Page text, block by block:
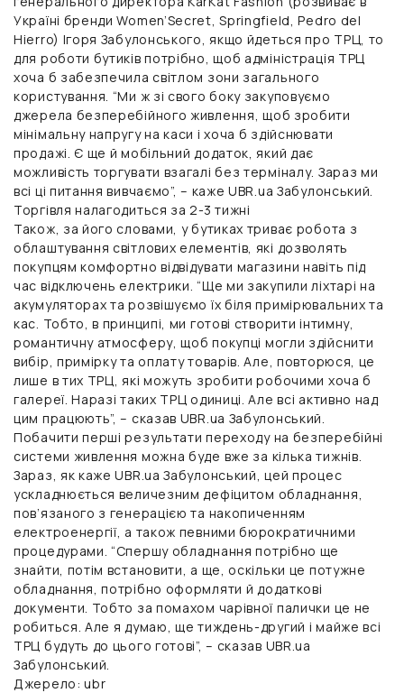
Україні бренди Women’Secret, Springfield, Pedro del
Hierro) Ігоря Забулонського, якщо йдеться про ТРЦ, то
для роботи бутиків потрібно, щоб адміністрація ТРЦ
хоча б забезпечила світлом зони загального
користування. “Ми ж зі свого боку закуповуємо
джерела безперебійного живлення, щоб зробити
мінімальну напругу на каси і хоча б здійснювати
продажі. Є ще й мобільний додаток, який дає
можливість торгувати взагалі без терміналу. Зараз ми
всі ці питання вивчаємо”, – каже UBR.ua Забулонський.
Торгівля налагодиться за 2-3 тижні
Також, за його словами, у бутиках триває робота з
облаштування світлових елементів, які дозволять
покупцям комфортно відвідувати магазини навіть під
час відключень електрики. “Ще ми закупили ліхтарі на
акумуляторах та розвішуємо їх біля примірювальних та
кас. Тобто, в принципі, ми готові створити інтимну,
романтичну атмосферу, щоб покупці могли здійснити
вибір, примірку та оплату товарів. Але, повторюся, це
лише в тих ТРЦ, які можуть зробити робочими хоча б
галереї. Наразі таких ТРЦ одиниці. Але всі активно над
цим працюють”, – сказав UBR.ua Забулонський.
Побачити перші результати переходу на безперебійні
системи живлення можна буде вже за кілька тижнів.
Зараз, як каже UBR.ua Забулонський, цей процес
ускладнюється величезним дефіцитом обладнання,
пов’язаного з генерацією та накопиченням
електроенергії, а також певними бюрократичними
процедурами. “Спершу обладнання потрібно ще
знайти, потім встановити, а ще, оскільки це потужне
обладнання, потрібно оформляти й додаткові
документи. Тобто за помахом чарівної палички це не
робиться. Але я думаю, ще тиждень-другий і майже всі
ТРЦ будуть до цього готові”, – сказав UBR.ua
Забулонський.
Джерело: ubr